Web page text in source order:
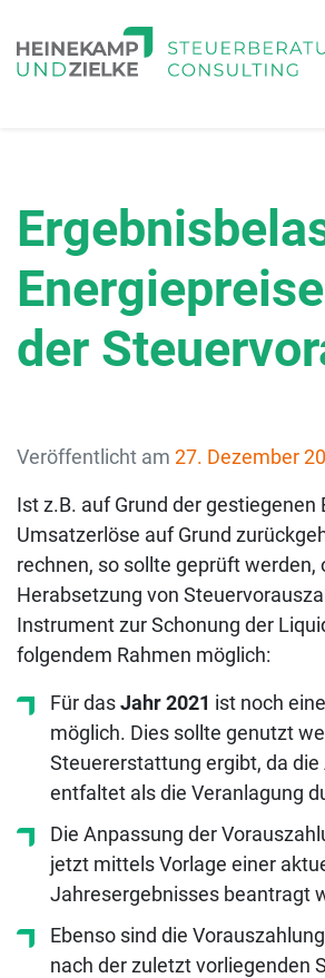
der
Veröffentlicht am 27. Dezember
Ist z.B. auf Grund der
Umsatzerlöse auf Grund
rechnen, so sollte geprüft
Herabsetzung von
Instrument zur Schonung der
folgendem Rahmen möglich:
Für dasJahr 2021 ist noch
möglich. Dies sollte genutzt
Steuererstattung ergibt, da
entfaltet als die Veranlagung
Die Anpassung der
jetzt mittels Vorlage einer
Jahresergebnisses beantragt
Ebenso sind die
nach der zuletzt vorliegenden